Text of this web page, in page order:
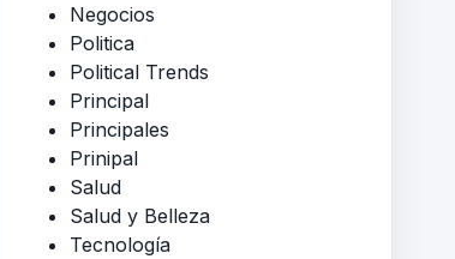
Negocios
Politica
Political Trends
Principal
Principales
Prinipal
Salud
Salud y Belleza
Tecnología